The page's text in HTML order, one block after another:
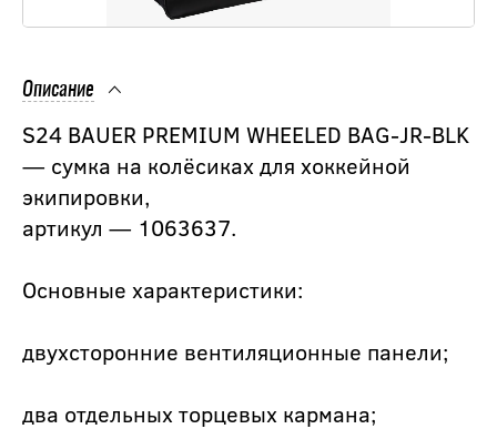
Описание
S24 BAUER PREMIUM WHEELED BAG-JR-BLK
— сумка на колёсиках для хоккейной
экипировки,
артикул — 1063637.
Основные характеристики:
двухсторонние вентиляционные панели;
два отдельных торцевых кармана;